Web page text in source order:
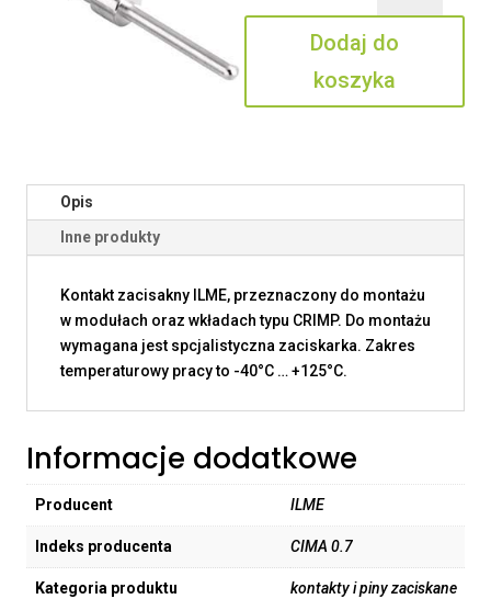
0.7
Dodaj do
koszyka
Opis
Inne produkty
Kontakt zacisakny ILME, przeznaczony do montażu
w modułach oraz wkładach typu CRIMP. Do montażu
wymagana jest spcjalistyczna zaciskarka. Zakres
temperaturowy pracy to -40°C … +125°C.
Informacje dodatkowe
Producent ILME
Indeks producenta CIMA 0.7
Kategoria produktu kontakty i piny zaciskane